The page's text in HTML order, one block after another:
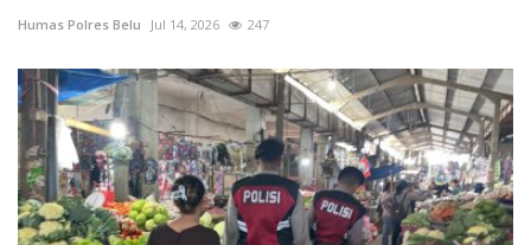
Humas Polres Belu Jul 14, 2026 247